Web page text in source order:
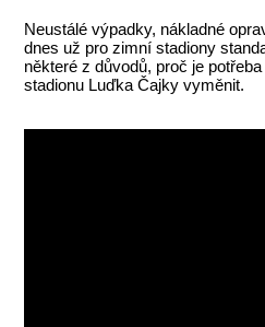
Neustálé výpadky, nákladné
dnes už pro zimní stadiony
některé z důvodů, proč je
stadionu Luďka Čajky vyměnit.